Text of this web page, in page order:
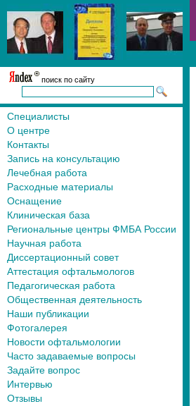
поиск по сайту
Специалисты
О центре
Контакты
Запись на консультацию
Лечебная работа
Расходные материалы
Оснащение
Клиническая база
Региональные центры ФМБА России
Научная работа
Диссертационный совет
Аттестация офтальмологов
Педагогическая работа
Общественная деятельность
Наши публикации
Фотогалерея
Новости офтальмологии
Часто задаваемые вопросы
Задайте вопрос
Интервью
Отзывы